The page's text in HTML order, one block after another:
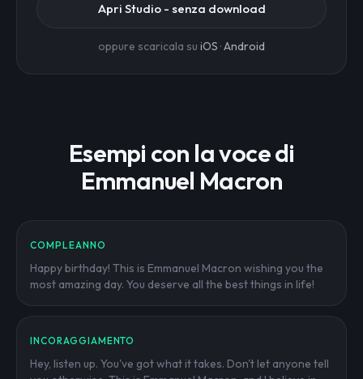
Apri Studio - senza download
oppure scaricala su iOS ·Android
Esempi con la voce di
Emmanuel Macron
COMPLEANNO
Happy birthday! This is Emmanuel Macron wishing you the
most amazing day. You deserve all the best things in life!
INCORAGGIAMENTO
Hey, listen up. You've got what it takes. Don't let anyone tell